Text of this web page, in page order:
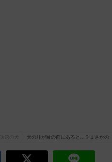
犬の耳が目の前にあると…？まさかの